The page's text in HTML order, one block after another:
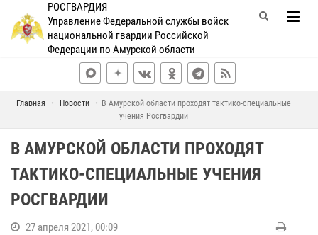
РОСГВАРДИЯ
Управление Федеральной службы войск
национальной гвардии Российской
Федерации по Амурской области
Главная Новости
В Амурской области проходят тактико-специальные
учения Росгвардии
В АМУРСКОЙ ОБЛАСТИ ПРОХОДЯТ
ТАКТИКО-СПЕЦИАЛЬНЫЕ УЧЕНИЯ
РОСГВАРДИИ
27 апреля 2021, 00:09